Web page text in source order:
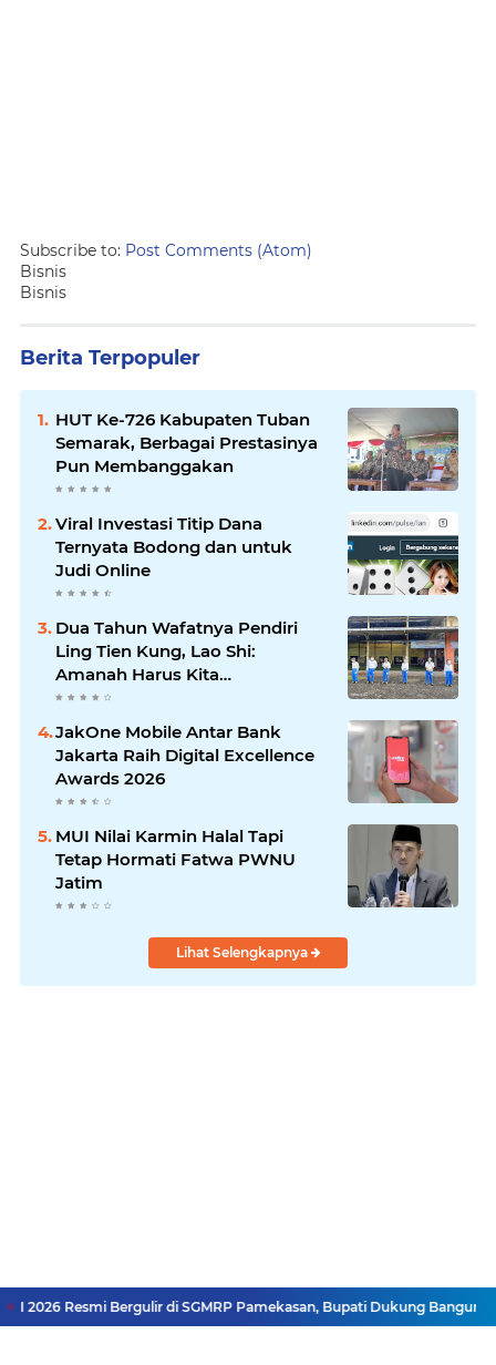
Subscribe to: Post Comments (Atom)
Bisnis
Bisnis
Berita Terpopuler
HUT Ke-726 Kabupaten Tuban
Semarak, Berbagai Prestasinya
Pun Membanggakan
Viral Investasi Titip Dana
Ternyata Bodong dan untuk
Judi Online
Dua Tahun Wafatnya Pendiri
Ling Tien Kung, Lao Shi:
Amanah Harus Kita
Laksanakan!
JakOne Mobile Antar Bank
Jakarta Raih Digital Excellence
Awards 2026
MUI Nilai Karmin Halal Tapi
Tetap Hormati Fatwa PWNU
Jatim
Lihat Selengkapnya
2026 Resmi Bergulir di SGMRP Pamekasan, Bupati Dukung Bangun